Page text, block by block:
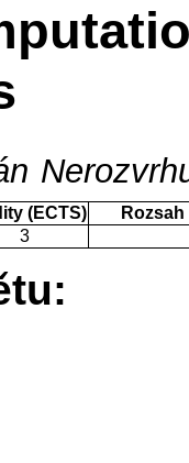
(ECTS)
Rozsah
3